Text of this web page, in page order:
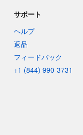
サポート
ヘルプ
返品
フィードバック
+1 (844) 990-3731